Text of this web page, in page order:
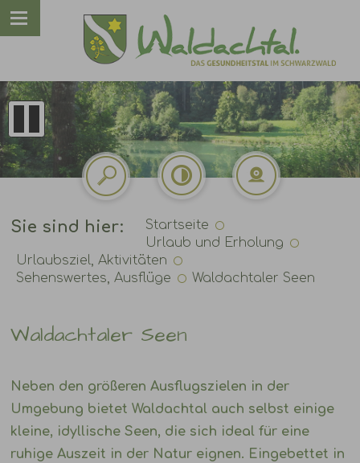
Sie sind hier:
Startseite
Urlaub und Erholung
Urlaubsziel, Aktivitäten
Sehenswertes, Ausflüge
Waldachtaler Seen
Waldachtaler Seen
Neben den größeren Ausflugszielen in der
Umgebung bietet Waldachtal auch selbst einige
kleine, idyllische Seen, die sich ideal für eine
ruhige Auszeit in der Natur eignen. Eingebettet in